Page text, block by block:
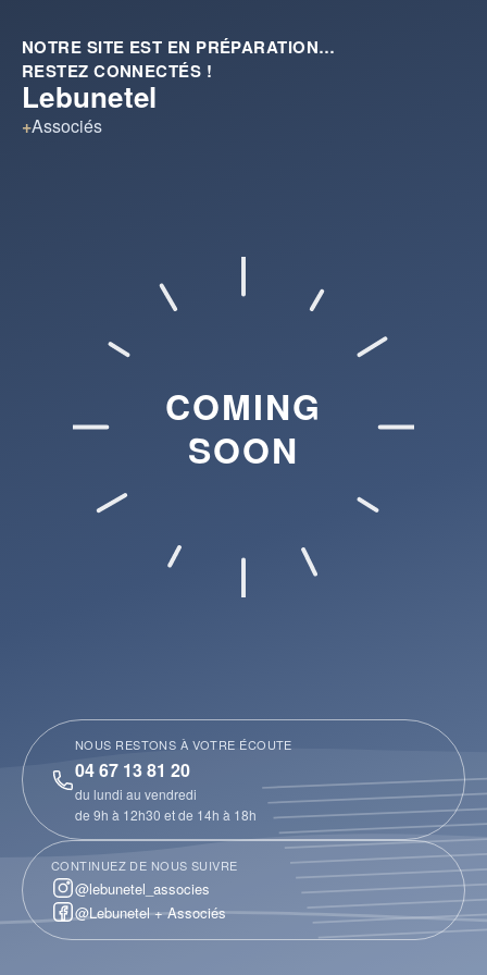
NOTRE SITE EST EN PRÉPARATION…
RESTEZ CONNECTÉS !
Lebunetel
+Associés
COMING
SOON
NOUS RESTONS À VOTRE ÉCOUTE
04 67 13 81 20
du lundi au vendredi
de 9h à 12h30 et de 14h à 18h
CONTINUEZ DE NOUS SUIVRE
@lebunetel_associes
@Lebunetel + Associés